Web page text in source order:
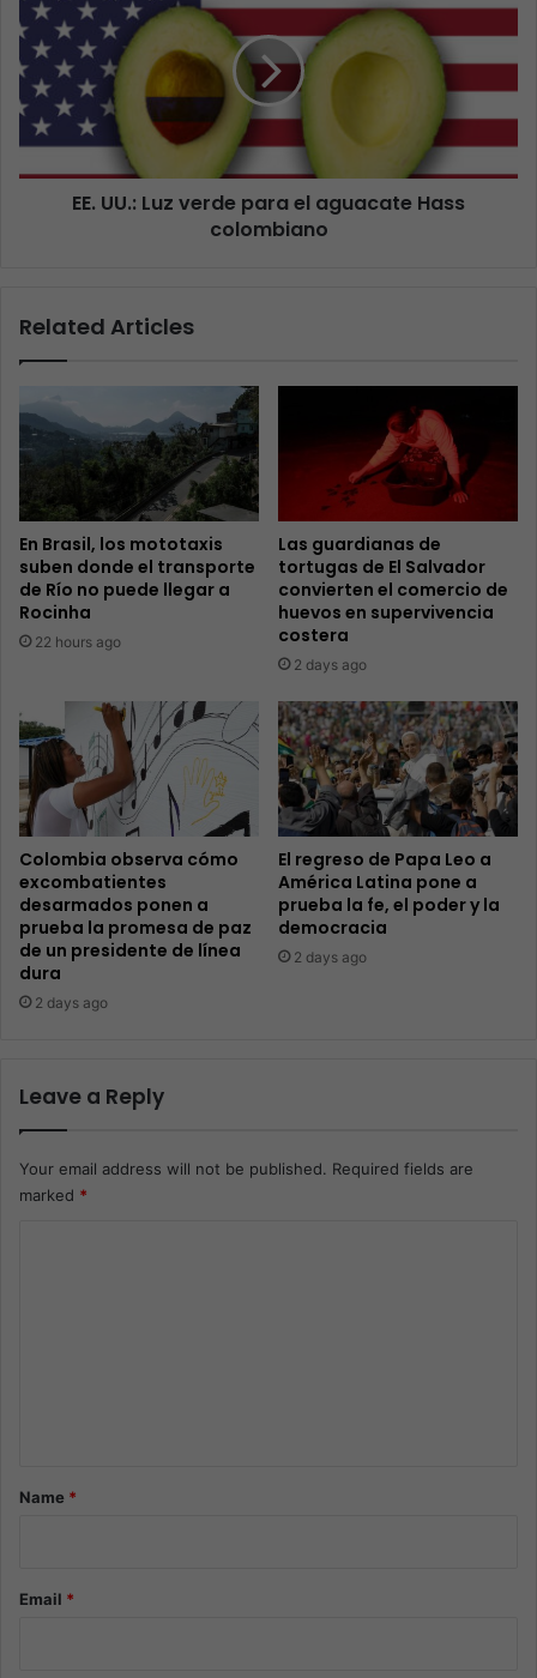
EE. UU.: Luz verde para el aguacate Hass
colombiano
Related Articles
En Brasil, los mototaxis
suben donde el transporte
de Río no puede llegar a
Rocinha
22 hours ago
Las guardianas de
tortugas de El Salvador
convierten el comercio de
huevos en supervivencia
costera
2 days ago
Colombia observa cómo
excombatientes
desarmados ponen a
prueba la promesa de paz
de un presidente de línea
dura
2 days ago
El regreso de Papa Leo a
América Latina pone a
prueba la fe, el poder y la
democracia
2 days ago
Leave a Reply
Your email address will not be published. Required fields are
marked *
*Name *
Email *